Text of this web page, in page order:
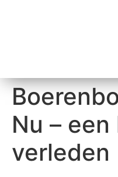
Nu –
verleden